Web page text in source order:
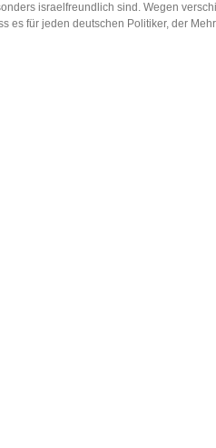
israelfreundlich sind. Wegen
für jeden deutschen Politiker, der